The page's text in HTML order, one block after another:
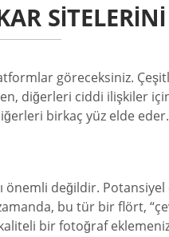
göreceksiniz.
diğerleri ciddi ilişkiler
birkaç yüz elde eder.
değildir. Potansiyel
bu tür bir flört,
bir fotoğraf